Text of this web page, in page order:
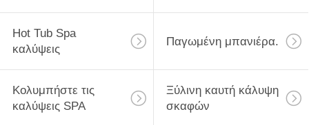
Hot Tub Spa
καλύψεις
Παγωμένη μπανιέρα.
Κολυμπήστε τις
καλύψεις SPA
Ξύλινη καυτή κάλυψη
σκαφών